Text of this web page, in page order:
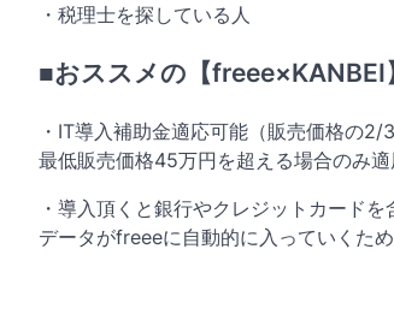
・税理士を探している人
■おススメの【freee×KANBEI
・IT導入補助金適応可能（販売価格の2/3
最低販売価格45万円を超える場合のみ
・導入頂くと銀行やクレジットカード
データがfreeeに自動的に入っていくた